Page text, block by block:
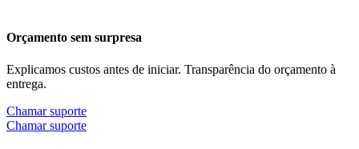
Orçamento sem surpresa
Explicamos custos antes de iniciar. Transparência do orçamento à
entrega.
Chamar suporte
Chamar suporte